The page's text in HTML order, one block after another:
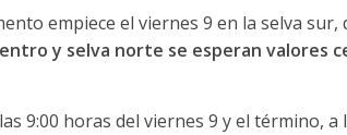
empiece el viernes 9 en la selva
y selva norte se esperan valores
9:00 horas del viernes 9 y el término,